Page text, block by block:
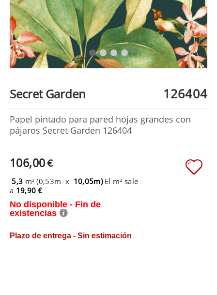
Secret Garden 126404
Papel pintado para pared hojas grandes con
pájaros Secret Garden 126404
106,00€
5,3 m² (0,53m x 10,05m) El m² sale
a 19,90 €
No disponible - Fin de
existencias
Plazo de entrega - Sin estimación